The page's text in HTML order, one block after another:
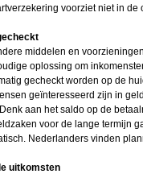
voorziet niet in
middelen en
oplossing om
gecheckt worden op de
geïnteresseerd zijn in
aan het saldo op de
voor de lange termijn
Nederlanders vinden
uitkomsten